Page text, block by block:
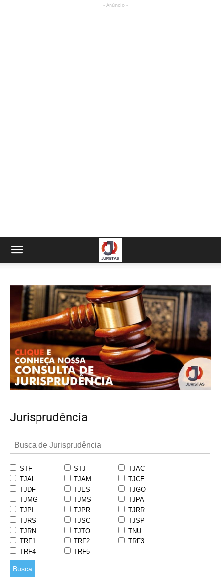
- Anúncio -
Jurisprudência
STF STJ
TJAC
TJAL
TJAM
TJCE
TJDF
TJES
TJGO
TJMG
TJMS
TJPA
TJPI
TJPR
TJRR
TJRS
TJSC
TJSP
TJRN
TJTO
TNU
TRF1
TRF2
TRF3
TRF4
TRF5
Busca